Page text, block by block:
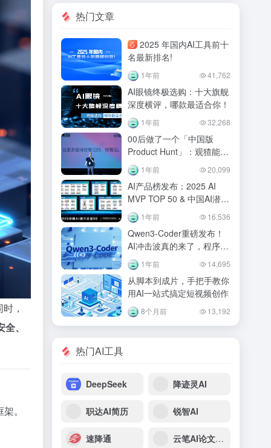
，
全、
。
热门文章
2025 年国内AI工具前十
名最新排名!
1年前 41,762
AI眼镜终极选购：十大旗舰
深度横评，哪款最适合你！
1年前 32,268
00后做了一个「中国版
Product Hunt」：观猹能重
建AI产品的信任机制吗？
1年前 20,099
AI产品榜发布：2025 AI
MVP TOP 50 & 中国AI潜力
企业TOP50！
1年前 16,536
Qwen3-Coder重磅发布！
AI冲击波真的来了，程序员
会因此失业么？
1年前 14,695
从脚本到成片，手把手教你
用AI一站式搞定短视频创作
8个月前 13,192
热门AI工具
DeepSeek 降迹灵AI
职达AI简历 锐智AI
速降通 云笔AI论文写作